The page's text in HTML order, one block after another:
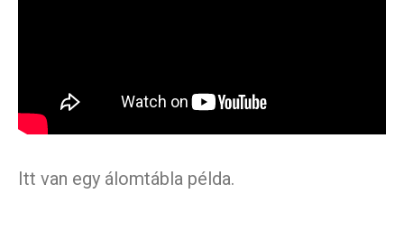
Itt van egy álomtábla példa.